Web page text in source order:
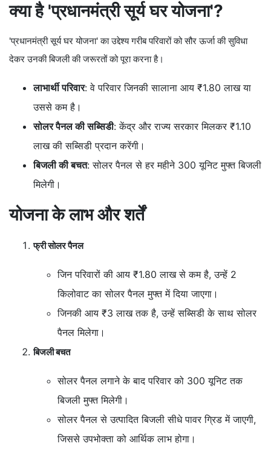
क्या है 'प्रधानमंत्री सूर्य घर योजना'?
'प्रधानमंत्री सूर्य घर योजना' का उद्देश्य गरीब परिवारों को सौर ऊर्जा की सुविधा
देकर उनकी बिजली की जरूरतों को पूरा करना है।
लाभार्थी परिवार: वे परिवार जिनकी सालाना आय ₹1.80 लाख या
उससे कम है।
सोलर पैनल की सब्सिडी: केंद्र और राज्य सरकार मिलकर ₹1.10
लाख की सब्सिडी प्रदान करेंगी।
बिजली की बचत: सोलर पैनल से हर महीने 300 यूनिट मुफ्त बिजली
मिलेगी।
योजना के लाभ और शर्तें
फ्री सोलर पैनल
जिन परिवारों की आय ₹1.80 लाख से कम है, उन्हें 2
किलोवाट का सोलर पैनल मुफ्त में दिया जाएगा।
जिनकी आय ₹3 लाख तक है, उन्हें सब्सिडी के साथ सोलर
पैनल मिलेगा।
बिजली बचत
सोलर पैनल लगाने के बाद परिवार को 300 यूनिट तक
बिजली मुफ्त मिलेगी।
सोलर पैनल से उत्पादित बिजली सीधे पावर ग्रिड में जाएगी,
जिससे उपभोक्ता को आर्थिक लाभ होगा।